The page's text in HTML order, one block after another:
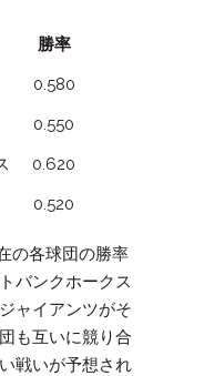
勝率
0.580
0.550
0.620
0.520
の各球団の勝率
バンクホークス
ャイアンツがそ
も互いに競り合
戦いが予想され